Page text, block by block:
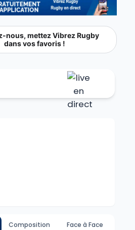
nous, mettez Vibrez Rugby
dans vos favoris !
Composition Face à Face